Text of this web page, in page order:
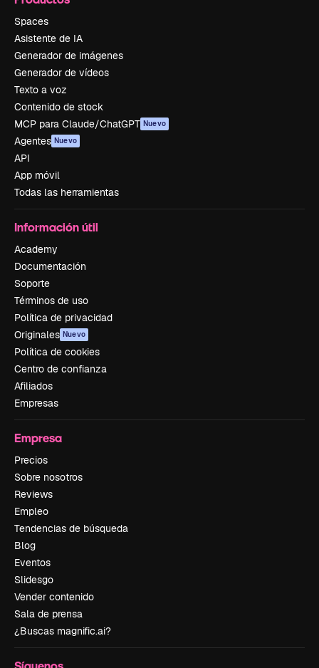
Spaces
Asistente de IA
Generador de imágenes
Generador de vídeos
Texto a voz
Contenido de stock
MCP para Claude/ChatGPT Nuevo
Agentes Nuevo
API
App móvil
Todas las herramientas
Información útil
Academy
Documentación
Soporte
Términos de uso
Política de privacidad
Originales Nuevo
Política de cookies
Centro de confianza
Afiliados
Empresas
Empresa
Precios
Sobre nosotros
Reviews
Empleo
Tendencias de búsqueda
Blog
Eventos
Slidesgo
Vender contenido
Sala de prensa
¿Buscas magnific.ai?